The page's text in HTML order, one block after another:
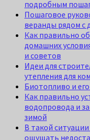
подробным
Пошаговое
веранды рядом с
Как правильно
домашних
и советов
Идеи для
утепления для
Биотопливо и
Как правильно
водопровода и
зимой
В такой
ощущать